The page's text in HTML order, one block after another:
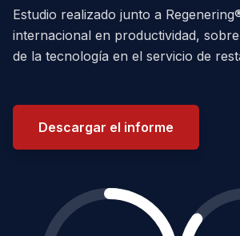
Estudio realizado junto a
internacional en productividad,
de la tecnología en el servicio de
Descargar el informe